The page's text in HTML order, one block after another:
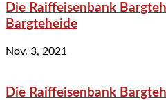
Die Raiffeisenbank
Bargteheide
Nov. 3, 2021
Die Raiffeisenbank